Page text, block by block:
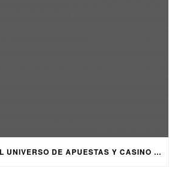
DOPAMINAS: EL UNIVERSO DE APUESTAS Y CASINO ONLINE 2026